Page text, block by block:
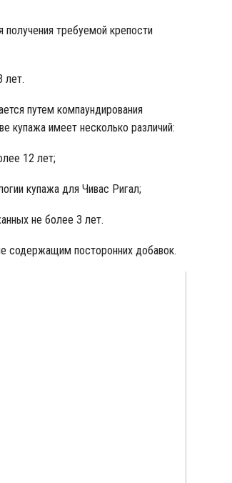
получения требуемой крепости
лет.
путем компаундирования
купажа имеет несколько различий:
12 лет;
купажа для Чивас Ригал;
не более 3 лет.
содержащим посторонних добавок.